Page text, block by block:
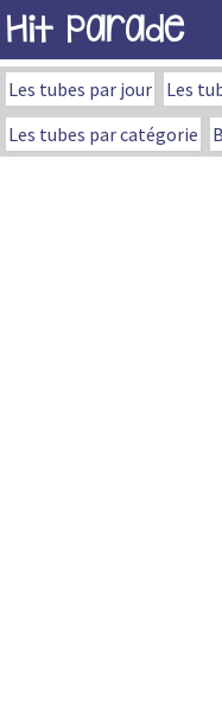
Hit Parade
Les tubes par jour Les
Les tubes par catégorie